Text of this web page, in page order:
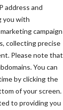
address and
you with
campaign
collecting precise
Please note that
You can
by clicking the
of your screen.
to providing you
Argentinië valt
sojabonen
is nog
meer dan
Het